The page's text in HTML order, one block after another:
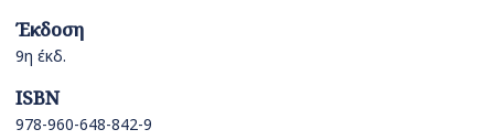
Έκδοση
9η έκδ.
ISBN
978-960-648-842-9